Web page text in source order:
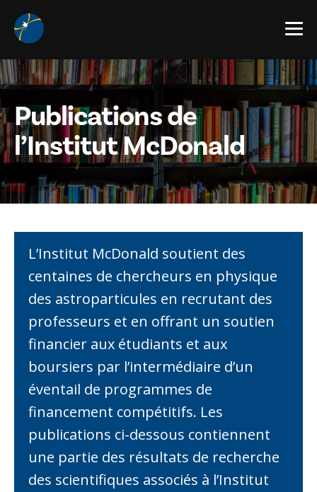
À propos
Qu’est-ce que l’Institut McDonald?
Vision, mission et objectifs
Art McDonald
Gouvernance
Notre réseau
Sciences et éducation
Emplois, stages et bourses
Page d’accueil des actualités
scientifiques
Publications de
l’Institut McDonald
L’Institut McDonald soutient des
centaines de chercheurs en physique
des astroparticules en recrutant des
professeurs et en offrant un soutien
financier aux étudiants et aux
boursiers par l’intermédiaire d’un
éventail de programmes de
financement compétitifs. Les
publications ci-dessous contiennent
une partie des résultats de recherche
des scientifiques associés à l’Institut